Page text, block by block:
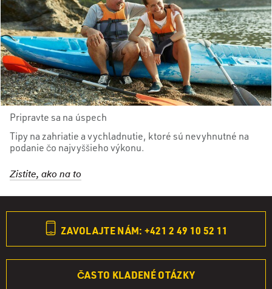
Pripravte sa na úspech
Tipy na zahriatie a vychladnutie, ktoré sú nevyhnutné na
podanie čo najvyššieho výkonu.
Zistite, ako na to
ZAVOLAJTE NÁM: +421 2 49 10 52 11
ČASTO KLADENÉ OTÁZKY